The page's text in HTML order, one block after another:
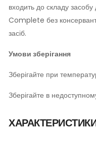
входить до складу
Complete без
засіб.
Умови зберігання
Зберігайте при
Зберігайте в